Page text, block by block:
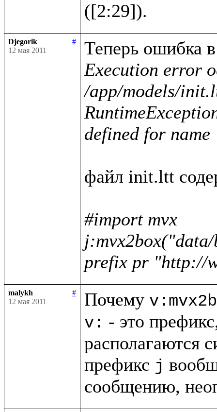
Djegorik
#
12 мая 2011
Execution error
/app/models/
defined for
файл init.ltt
#import mvx
prefix pr "http://
malykh
#
12 мая 2011
Почему
v: - это
располагаются
префикс j
сообщению,